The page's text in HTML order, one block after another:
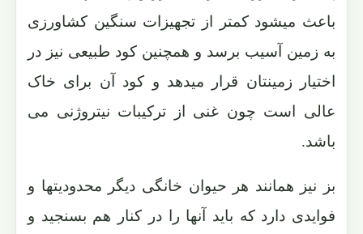
باعث میشود کمتر از تجهیزات سنگین کشاورزی
به زمین آسیب برسد و همچنین کود طبیعی نیز در
اختیار زمینتان قرار میدهد و کود آن برای خاک
عالی است چون غنی از ترکیبات نیتروژنی می
باشد.
بز نیز همانند هر حیوان خانگی دیگر محدودیتها و
فوایدی دارد که باید آنها را در کنار هم بسنجید و